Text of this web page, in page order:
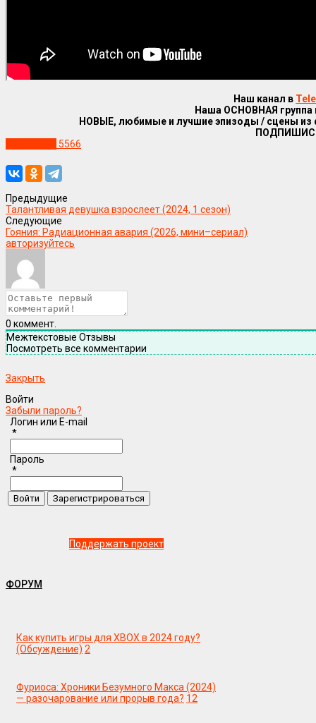
Наш канал в
Наша ОСНОВНАЯ группа
НОВЫЕ, любимые и лучшие эпизоды / сцены
5566
Предыдущие
Талантливая девушка взрослеет (2024, 1 сезон)
Следующие
Гояния: Радиационная авария (2026, мини–сериал)
авторизуйтесь
0 коммент.
Межтекстовые Отзывы
Посмотреть все комментарии
Закрыть
Войти
Забыли пароль?
Логин или E-mail
*
Пароль
*
Поддержать проект
ФОРУМ
Как купить игры для XBOX в 2024 году?
(Обсуждение) 2
Фуриоса: Хроники Безумного Макса (2024)
— разочарование или прорыв года? 12